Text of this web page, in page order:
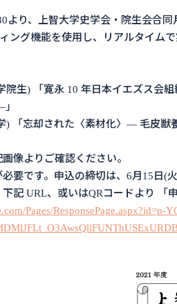
より、上智大学史学会・院生会合同
ング機能を使用し、リアルタイムで
院生) 「寛永 10 年日本イエズス会
) 「忘却された〈素材化〉― 毛皮獣
像よりご確認ください。
要です。申込の締切は、6月15日(火
記 URL、或いはQRコードより 「
Pages/ResponsePage.aspx?id=p-